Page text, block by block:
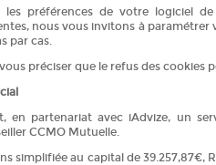
les préférences de votre logiciel
nous vous invitons à
par cas.
préciser que le refus des
en partenariat avec iAdvize, un
CCMO Mutuelle.
simplifiée au capital de 39.257,87€,